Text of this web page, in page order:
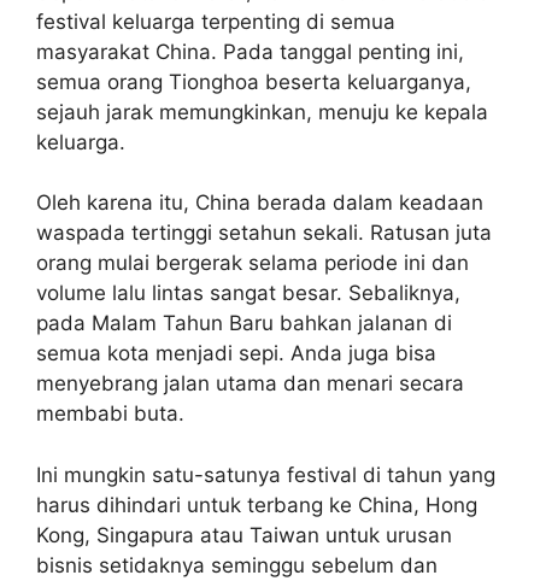
festival keluarga terpenting di semua
masyarakat China. Pada tanggal penting ini,
semua orang Tionghoa beserta keluarganya,
sejauh jarak memungkinkan, menuju ke kepala
keluarga.
Oleh karena itu, China berada dalam keadaan
waspada tertinggi setahun sekali. Ratusan juta
orang mulai bergerak selama periode ini dan
volume lalu lintas sangat besar. Sebaliknya,
pada Malam Tahun Baru bahkan jalanan di
semua kota menjadi sepi. Anda juga bisa
menyebrang jalan utama dan menari secara
membabi buta.
Ini mungkin satu-satunya festival di tahun yang
harus dihindari untuk terbang ke China, Hong
Kong, Singapura atau Taiwan untuk urusan
bisnis setidaknya seminggu sebelum dan